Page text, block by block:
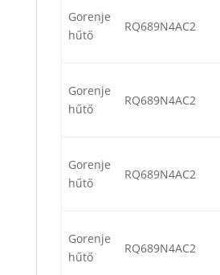
Gorenje
hűtő
RQ689N4AC2
Gorenje
hűtő
RQ689N4AC2
Gorenje
hűtő
RQ689N4AC2
Gorenje
hűtő
RQ689N4AC2